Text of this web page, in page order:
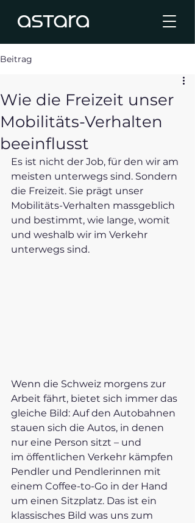
Beitrag
Wie die Freizeit unser
Mobilitäts-Verhalten
beeinflusst
Es ist nicht der Job, für den wir am
meisten unterwegs sind. Sondern
die Freizeit. Sie prägt unser
Mobilitäts-Verhalten massgeblich
und bestimmt, wie lange, womit
und weshalb wir im Verkehr
unterwegs sind.
Wenn die Schweiz morgens zur
Arbeit fährt, bietet sich immer das
gleiche Bild: Auf den Autobahnen
stauen sich die Autos, in denen
nur eine Person sitzt – und
im öffentlichen Verkehr kämpfen
Pendler und Pendlerinnen mit
einem Coffee-to-Go in der Hand
um einen Sitzplatz. Das ist ein
klassisches Bild was uns zum